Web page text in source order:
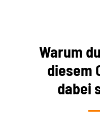
Warum
diesem
dabei